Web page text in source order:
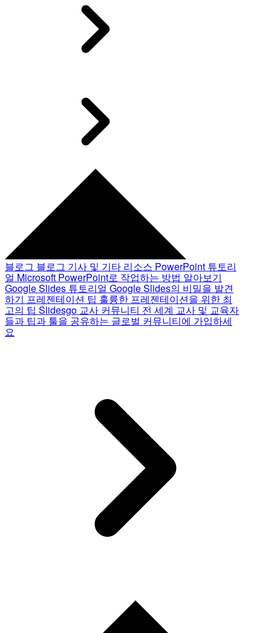
블로그 블로그 기사 및 기타 리소스 PowerPoint 튜토리
얼 Microsoft PowerPoint로 작업하는 방법 알아보기
Google Slides 튜토리얼 Google Slides의 비밀을 발견
하기 프레젠테이션 팁 훌륭한 프레젠테이션을 위한 최
고의 팁 Slidesgo 교사 커뮤니티 전 세계 교사 및 교육자
들과 팁과 툴을 공유하는 글로벌 커뮤니티에 가입하세
요